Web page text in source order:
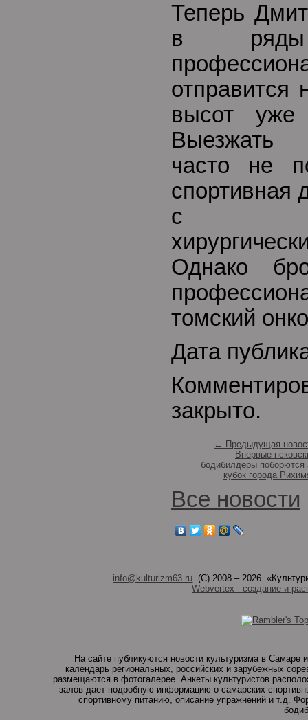
Теперь
в ряды
отправится
высот
Выезжать
часто не
спортивная
с
Однако
томский
Дата
закрыто.
← Предыдущая
Впервые
бодибилдеры поборются
кубок города
Все новости
info@kulturizm63.ru. (C) 2008 – 2026.
Webvertex - создание и
На сайте публикуются новости культуризма в
календарь региональных, российских и зарубежных
размещаются в фотогалерее. Анкеты культуристов
залов дает подробную информацию о самарских
спортивному питанию, описание упражнений и т.д.